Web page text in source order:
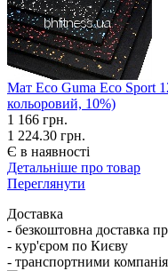
Мат Eco Guma Eco Sport
кольоровий, 10%)
1 166 грн.
1 224.30 грн.
Є в наявності
Детальніше про товар
Переглянути
Доставка
- безкоштовна доставка
- кур'єром по Києву
- транспортними